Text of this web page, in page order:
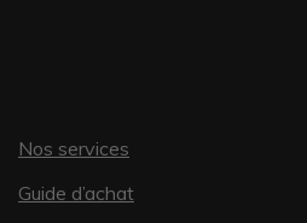
Nos services
Guide d’achat